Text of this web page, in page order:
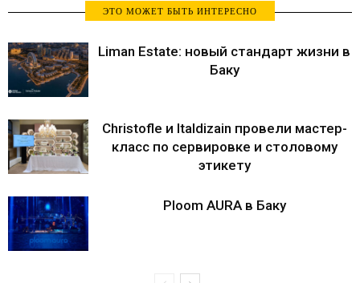
ЭТО МОЖЕТ БЫТЬ ИНТЕРЕСНО
Liman Estate: новый стандарт жизни в
Баку
Christofle и Italdizain провели мастер-
класс по сервировке и столовому
этикету
Ploom AURA в Баку